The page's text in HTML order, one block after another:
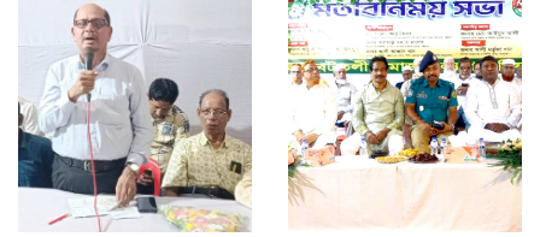
চট্টগ্রাম